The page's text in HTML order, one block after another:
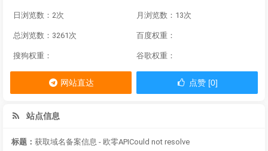
日浏览数：2次 月浏览数：13次
总浏览数：3261次 百度权重：
搜狗权重： 谷歌权重：
网站直达 点赞 [0]
站点信息
标题： 获取域名备案信息 - 欧零APICould not resolve